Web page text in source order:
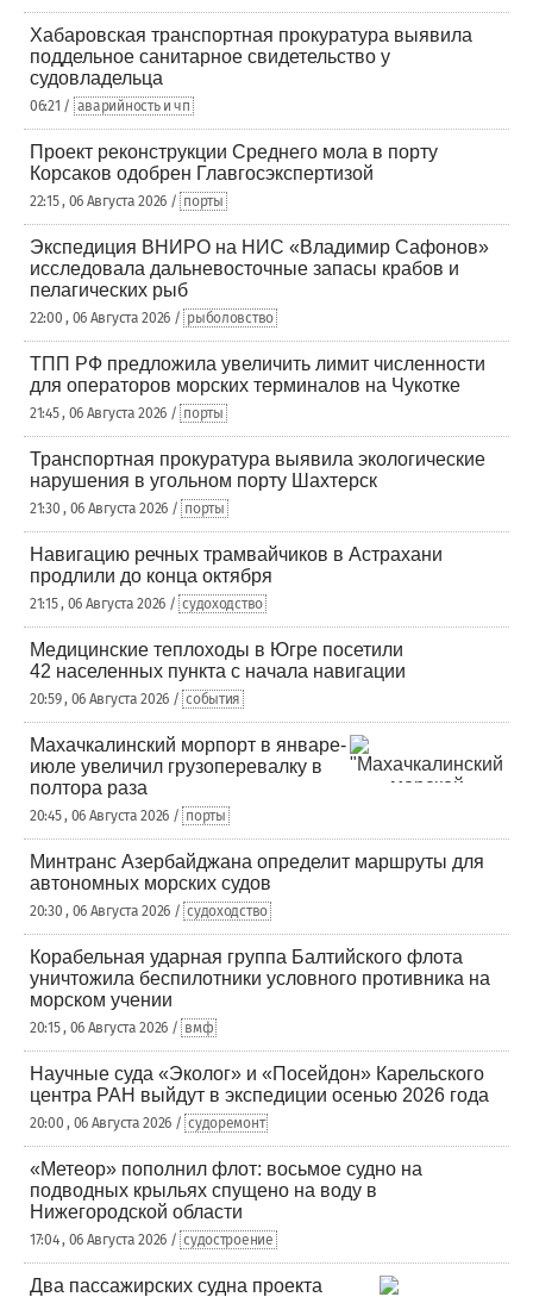
Хабаровская транспортная прокуратура выявила
поддельное санитарное свидетельство у
судовладельца
06:21 / аварийность и чп
Проект реконструкции Среднего мола в порту
Корсаков одобрен Главгосэкспертизой
22:15 , 06 Августа 2026 / порты
Экспедиция ВНИРО на НИС «Владимир Сафонов»
исследовала дальневосточные запасы крабов и
пелагических рыб
22:00 , 06 Августа 2026 / рыболовство
ТПП РФ предложила увеличить лимит численности
для операторов морских терминалов на Чукотке
21:45 , 06 Августа 2026 / порты
Транспортная прокуратура выявила экологические
нарушения в угольном порту Шахтерск
21:30 , 06 Августа 2026 / порты
Навигацию речных трамвайчиков в Астрахани
продлили до конца октября
21:15 , 06 Августа 2026 / судоходство
Медицинские теплоходы в Югре посетили
42 населенных пункта с начала навигации
20:59 , 06 Августа 2026 / события
Махачкалинский морпорт в январе-
июле увеличил грузоперевалку в
полтора раза
20:45 , 06 Августа 2026 / порты
Минтранс Азербайджана определит маршруты для
автономных морских судов
20:30 , 06 Августа 2026 / судоходство
Корабельная ударная группа Балтийского флота
уничтожила беспилотники условного противника на
морском учении
20:15 , 06 Августа 2026 / вмф
Научные суда «Эколог» и «Посейдон» Карельского
центра РАН выйдут в экспедиции осенью 2026 года
20:00 , 06 Августа 2026 / судоремонт
«Метеор» пополнил флот: восьмое судно на
подводных крыльях спущено на воду в
Нижегородской области
17:04 , 06 Августа 2026 / судостроение
Два пассажирских судна проекта